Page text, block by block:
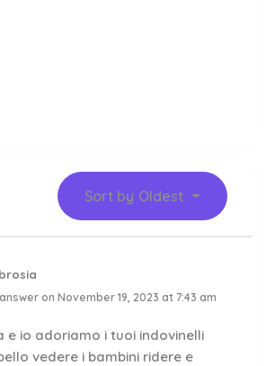
Sort by Oldest
on November 19, 2023 at 7:43 am
e io adoriamo i tuoi indovinelli
vedere i bambini ridere e